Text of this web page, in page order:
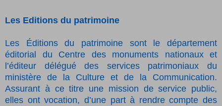
Les Editions du patrimoine
Les Éditions du patrimoine sont le département
éditorial du Centre des monuments nationaux et
l’éditeur délégué des services patrimoniaux du
ministère de la Culture et de la Communication.
Assurant à ce titre une mission de service public,
elles ont vocation, d’une part à rendre compte des